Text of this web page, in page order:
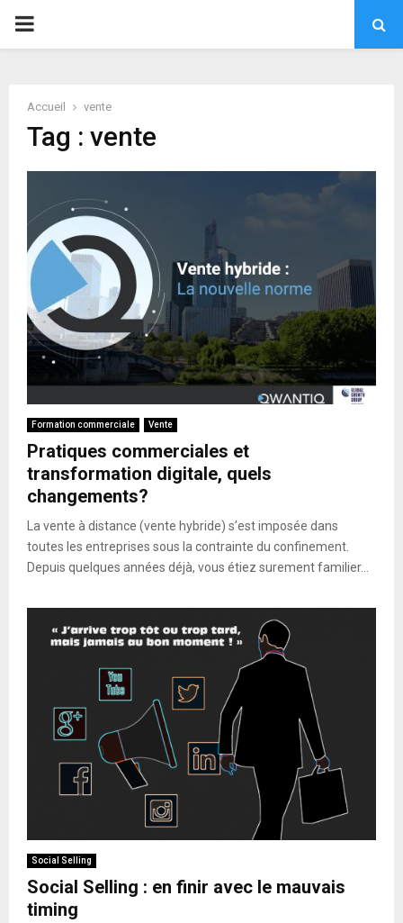
PRIMARY
Accueil vente
Tag : vente
Formation commerciale Vente
Pratiques commerciales et
transformation digitale, quels
changements?
La vente à distance (vente hybride) s’est imposée dans
toutes les entreprises sous la contrainte du confinement.
Depuis quelques années déjà, vous étiez surement familier...
Social Selling
Social Selling : en finir avec le mauvais
timing